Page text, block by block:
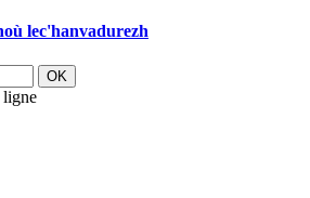
lec'hanvadurezh
ligne